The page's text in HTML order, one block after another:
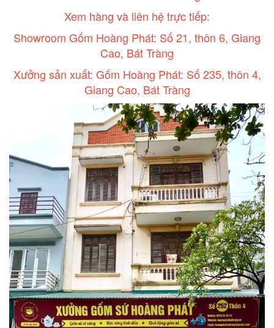
Xem hàng và liên hệ trực tiếp:
Showroom Gốm Hoàng Phát: Số 21, thôn 6, Giang
Cao, Bát Tràng
Xưởng sản xuất: Gốm Hoàng Phát: Số 235, thôn 4,
Giang Cao, Bát Tràng